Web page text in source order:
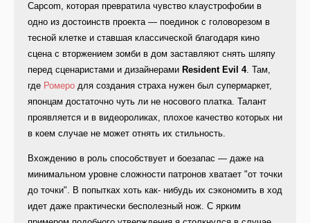
Capcom, которая превратила чувство клаустрофобии в
одно из достоинств проекта — поединок с головорезом в
тесной клетке и ставшая классической благодаря кино
сцена с вторжением зомби в дом заставляют снять шляпу
перед сценаристами и дизайнерами Resident Evil 4. Там,
где Ромеро для создания страха нужен был супермаркет,
японцам достаточно чуть ли не носового платка. Талант
проявляется и в видеороликах, плохое качество которых ни
в коем случае не может отнять их стильность.
Вхождению в роль способствует и боезапас — даже на
минимальном уровне сложности патронов хватает "от точки
до точки". В попытках хоть как- нибудь их сэкономить в ход
идет даже практически бесполезный нож. С ярким